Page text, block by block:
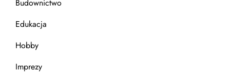
Budownictwo
Edukacja
Hobby
Imprezy